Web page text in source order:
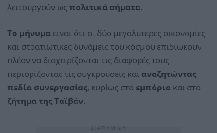
λειτουργούν ως πολιτικά σήματα.
Το μήνυμα είναι ότι οι δύο μεγαλύτερες οικονομίες
και στρατιωτικές δυνάμεις του κόσμου επιδιώκουν
πλέον να διαχειρίζονται τις διαφορές τους,
περιορίζοντας τις συγκρούσεις και αναζητώντας
πεδία συνεργασίας, κυρίως στο εμπόριο και στο
ζήτημα της Ταϊβάν.